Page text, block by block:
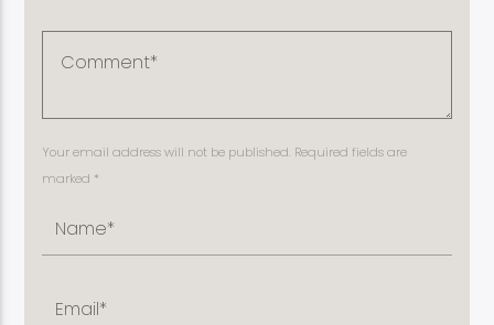
Your email address will not be published. Required fields are
marked *